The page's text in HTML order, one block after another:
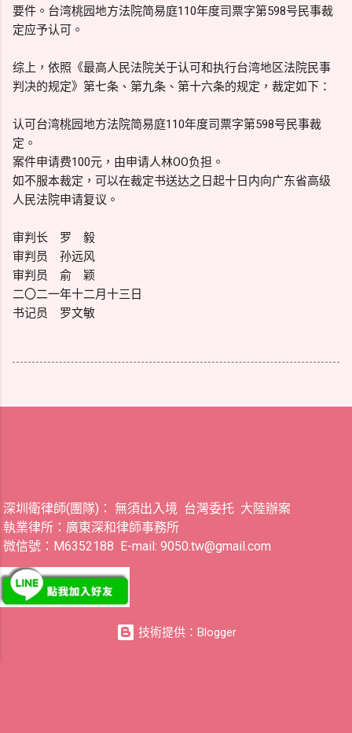
要件。台湾桃园地方法院简易庭110年度司票字第598号民事裁
定应予认可。
综上，依照《最高人民法院关于认可和执行台湾地区法院民事
判决的规定》第七条、第九条、第十六条的规定，裁定如下：
认可台湾桃园地方法院简易庭110年度司票字第598号民事裁
定。
案件申请费100元，由申请人林OO负担。
如不服本裁定，可以在裁定书送达之日起十日内向广东省高级
人民法院申请复议。
审判长 罗 毅
审判员 孙远风
审判员 俞 颖
二〇二一年十二月十三日
书记员 罗文敏
深圳衛律師(團隊)： 無須出入境 台灣委托 大陸辦案
執業律所：廣東深和律師事務所
微信號：M6352188 E-mail: 9050.tw@gmail.com
技術提供：Blogger